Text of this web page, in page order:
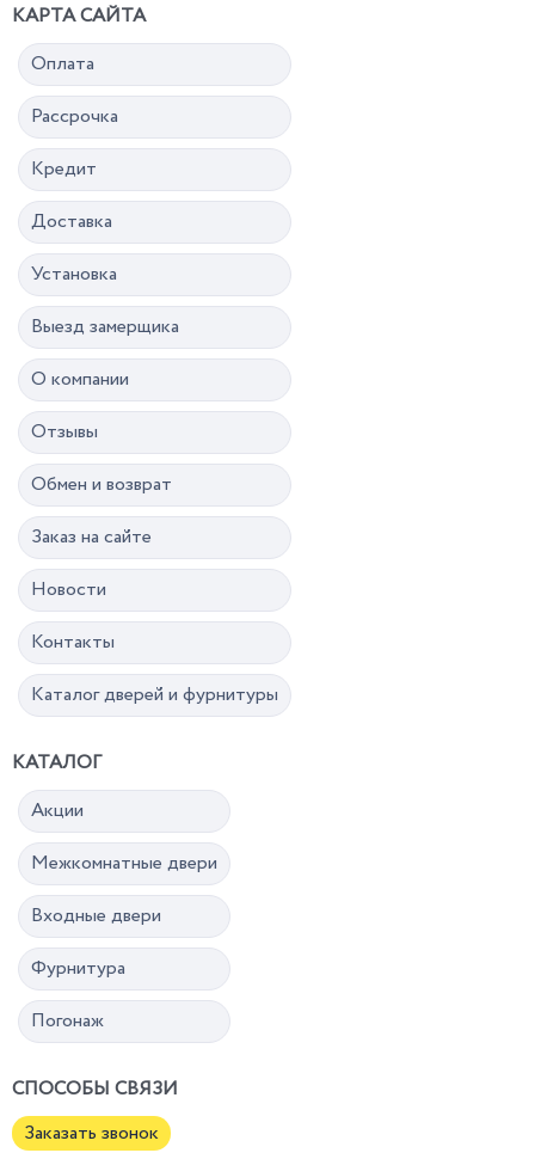
КАРТА САЙТА
Оплата
Рассрочка
Кредит
Доставка
Установка
Выезд замерщика
О компании
Отзывы
Обмен и возврат
Заказ на сайте
Новости
Контакты
Каталог дверей и фурнитуры
КАТАЛОГ
Акции
Межкомнатные двери
Входные двери
Фурнитура
Погонаж
СПОСОБЫ СВЯЗИ
Заказать звонок